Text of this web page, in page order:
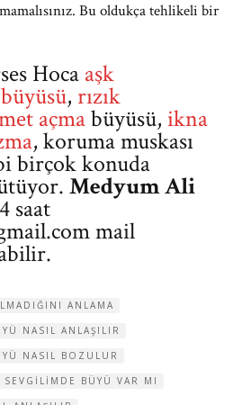
Bu oldukça tehlikeli bir
Hoca aşk
, rızık
açmabüyüsü, ikna
, koruma muskası
birçok konuda
Medyum Ali
saat
mail
ANLAMA
NASIL ANLAŞILIR
NASIL BOZULUR
SEVGILIMDE BÜYÜ VAR MI